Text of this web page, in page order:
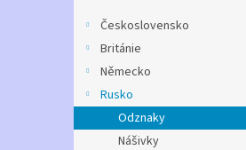
a
Československo
Británie
Německo
Rusko
Odznaky
Nášivky